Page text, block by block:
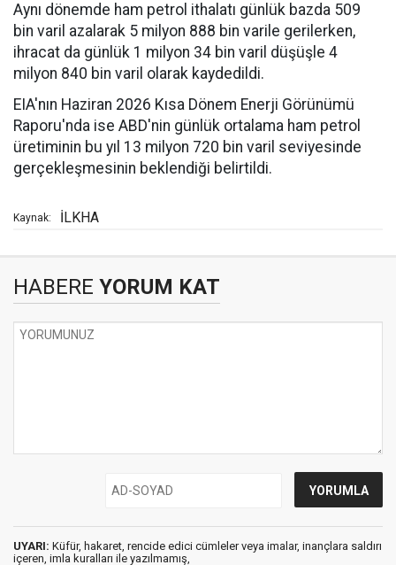
Aynı dönemde ham petrol ithalatı günlük bazda 509
bin varil azalarak 5 milyon 888 bin varile gerilerken,
ihracat da günlük 1 milyon 34 bin varil düşüşle 4
milyon 840 bin varil olarak kaydedildi.
EIA'nın Haziran 2026 Kısa Dönem Enerji Görünümü
Raporu'nda ise ABD'nin günlük ortalama ham petrol
üretiminin bu yıl 13 milyon 720 bin varil seviyesinde
gerçekleşmesinin beklendiği belirtildi.
Kaynak: İLKHA
HABERE YORUM KAT
UYARI: Küfür, hakaret, rencide edici cümleler veya imalar, inançlara saldırı
içeren, imla kuralları ile yazılmamış,